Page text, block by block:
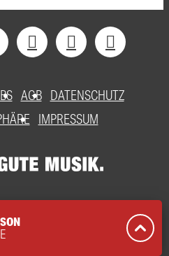
AGB DATENSCHUTZ
IMPRESSUM